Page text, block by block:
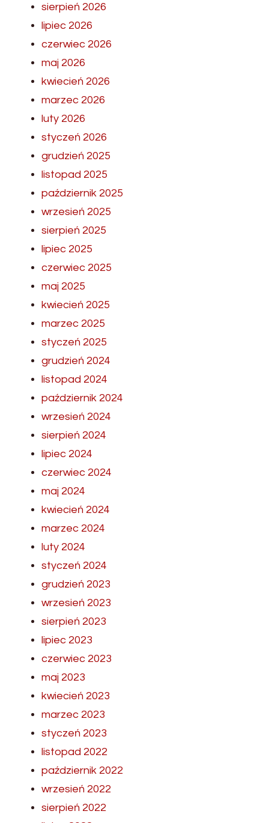
sierpień 2026
lipiec 2026
czerwiec 2026
maj 2026
kwiecień 2026
marzec 2026
luty 2026
styczeń 2026
grudzień 2025
listopad 2025
październik 2025
wrzesień 2025
sierpień 2025
lipiec 2025
czerwiec 2025
maj 2025
kwiecień 2025
marzec 2025
styczeń 2025
grudzień 2024
listopad 2024
październik 2024
wrzesień 2024
sierpień 2024
lipiec 2024
czerwiec 2024
maj 2024
kwiecień 2024
marzec 2024
luty 2024
styczeń 2024
grudzień 2023
wrzesień 2023
sierpień 2023
lipiec 2023
czerwiec 2023
maj 2023
kwiecień 2023
marzec 2023
styczeń 2023
listopad 2022
październik 2022
wrzesień 2022
sierpień 2022